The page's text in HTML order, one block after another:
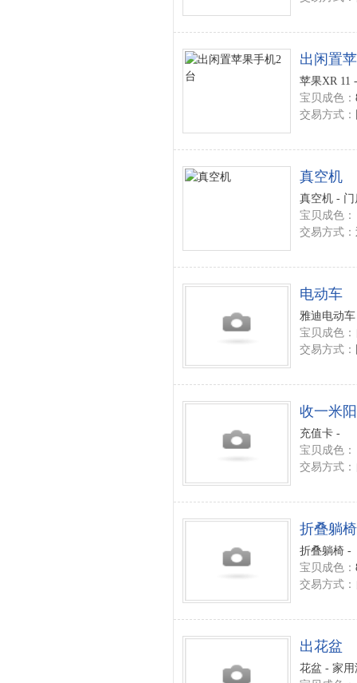
出闲置
苹果XR 11
宝贝成色：
交易方式：
真空机
真空机 - 门
宝贝成色：
交易方式：
电动车
雅迪电动
宝贝成色：
交易方式：
收一米
充值卡 -
宝贝成色：
交易方式：
折叠躺
折叠躺椅 -
宝贝成色：
交易方式：
出花盆
花盆 - 家用